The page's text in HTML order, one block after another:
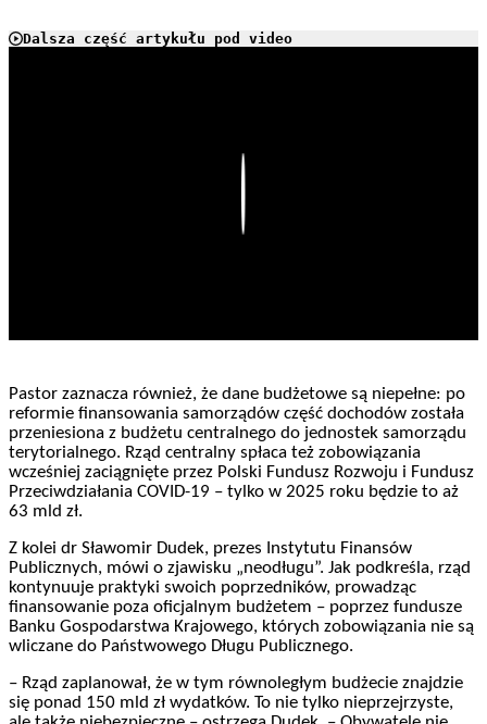
Dalsza część artykułu pod video
Pastor zaznacza również, że dane budżetowe są niepełne: po
reformie finansowania samorządów część dochodów została
przeniesiona z budżetu centralnego do jednostek samorządu
terytorialnego. Rząd centralny spłaca też zobowiązania
wcześniej zaciągnięte przez Polski Fundusz Rozwoju i Fundusz
Przeciwdziałania COVID-19 – tylko w 2025 roku będzie to aż
63 mld zł.
Z kolei dr Sławomir Dudek, prezes Instytutu Finansów
Publicznych, mówi o zjawisku „neodługu”. Jak podkreśla, rząd
kontynuuje praktyki swoich poprzedników, prowadząc
finansowanie poza oficjalnym budżetem – poprzez fundusze
Banku Gospodarstwa Krajowego, których zobowiązania nie są
wliczane do Państwowego Długu Publicznego.
– Rząd zaplanował, że w tym równoległym budżecie znajdzie
się ponad 150 mld zł wydatków. To nie tylko nieprzejrzyste,